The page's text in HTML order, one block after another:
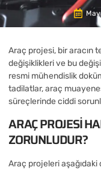
Araç projesi, bir aracın
değişiklikleri ve bu
resmi mühendislik
tadilatlar, araç
süreçlerinde ciddi
ARAÇ PROJESI
ZORUNLUDUR?
Araç projeleri